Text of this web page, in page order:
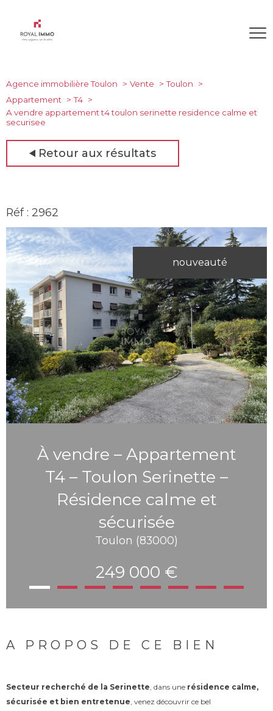
Agence immobilière Toulon Vente
Toulon
Appartement
T4
A vendre appartement t4 toulon serinette residence calme et
securisee
Retour aux résultats
Réf : 2962
nouveauté
À vendre – Appartement
T4 – Toulon Serinette –
Résidence calme et
sécurisée
Toulon (83000)
249 000 €
A PROPOS DE CE BIEN
Secteur recherché de la Serinette, dans une résidence calme,
sécurisée et bien entretenue, venez découvrir ce bel